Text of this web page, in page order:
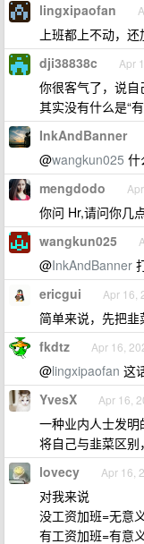
lingxipaofan
上班都上不动，
dji38838c Apr
你很客气了，说自
其实没有什么是“
InkAndBanner
@wangkun025 什
mengdodo
你问 Hr,请问你几
wangkun025
@InkAndBanner
ericgui Apr 16,
简单来说，先把
fkdtz Apr 16,
@lingxipaofan 这
YvesX Apr 16,
一种业内人士发
将自己与韭菜区别
lovecy Apr 16,
对我来说
没工资加班=无意
有工资加班=有意